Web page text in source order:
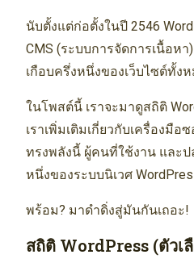
นับตั้งแต่ก่อตั้งในปี 2546
CMS (ระบบการจัดการเนื้อห
เกือบครึ่งหนึ่งของเว็บไซต์ทั้ง
ในโพสต์นี้ เราจะมาดูสถิติ
เราเพิ่มเติมเกี่ยวกับเครื่องมื
ทรงพลังนี้ ผู้คนที่ใช้งาน และ
หนึ่งของระบบนิเวศ
พร้อม? มาดำดิ่งสู่มันกันเถอะ!
สถิติ WordPress (ตัวเ